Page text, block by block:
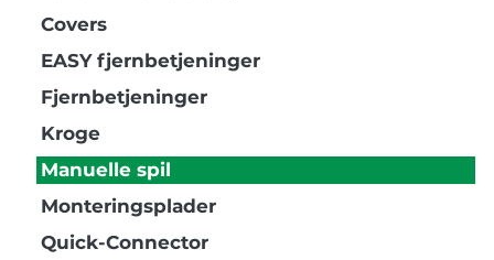
Covers
EASY fjernbetjeninger
Fjernbetjeninger
Kroge
Manuelle spil
Monteringsplader
Quick-Connector